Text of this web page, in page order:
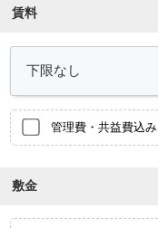
賃料
管理費・共益費込み
敷金